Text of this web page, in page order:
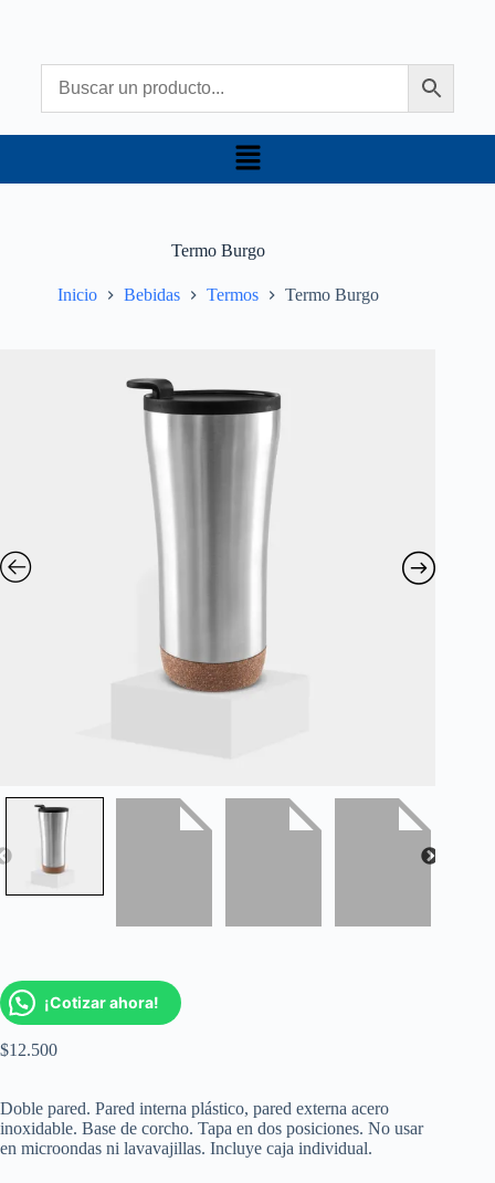
Termo Burgo
Inicio Bebidas Termos Termo Burgo
¡Cotizar ahora!
$12.500
Doble pared. Pared interna plástico, pared externa acero
inoxidable. Base de corcho. Tapa en dos posiciones. No usar
en microondas ni lavavajillas. Incluye caja individual.